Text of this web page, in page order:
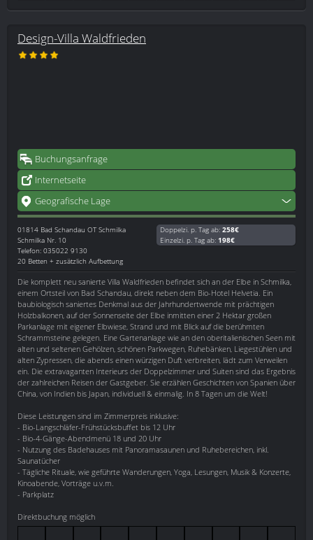
Design-Villa Waldfrieden
Buchungsanfrage
Internetseite
Geografische Lage
01814 Bad Schandau OT Schmilka
Schmilka Nr. 10
Telefon: 035022 9130
20 Betten + zusätzlich Aufbettung
Doppelzi. p. Tag ab: 258€
Einzelzi. p. Tag ab: 198€
Die komplett neu sanierte Villa Waldfrieden befindet sich an der Elbe in Schmilka,
einem Ortsteil von Bad Schandau, direkt neben dem Bio-Hotel Helvetia. Ein
baubiologisch saniertes Denkmal aus der Jahrhundertwende mit prächtigen
Holzbalkonen, auf der Sonnenseite der Elbe inmitten einer 2 Hektar großen
Parkanlage mit eigener Elbwiese, Strand und mit Blick auf die berühmten
Schrammsteine gelegen. Eine Gartenanlage wie an den oberitalienischen Seen mit
alten und seltenen Gehölzen, schönen Parkwegen, Ruhebänken, Liegestühlen und
alten Zypressen, die abends einen würzigen Duft verbreiten, lädt zum Verweilen
ein. Die extravaganten Interieurs der Doppelzimmer und Suiten sind das Ergebnis
der zahlreichen Reisen der Gastgeber. Sie erzählen Geschichten von Spanien über
China, von Indien bis Japan, individuell & einmalig. In 8 Tagen um die Welt!
Diese Leistungen sind im Zimmerpreis inklusive:
- Bio-Langschläfer-Frühstücksbuffet bis 12 Uhr
- Bio-4-Gänge-Abendmenü 18 und 20 Uhr
- Nutzung des Badehauses mit Panoramasaunen und Ruhebereichen, inkl.
Saunatücher
- Tägliche Rituale, wie geführte Wanderungen, Yoga, Lesungen, Musik & Konzerte,
Kinoabende, Vorträge u.v.m.
- Parkplatz
Direktbuchung möglich